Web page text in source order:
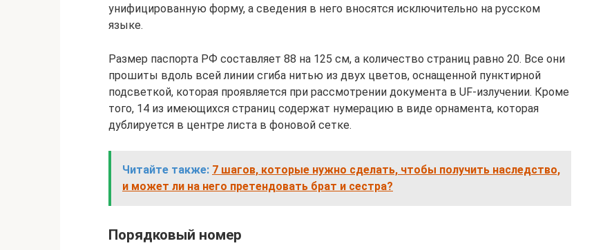
унифицированную форму, а сведения в него вносятся исключительно на русском
языке.
Размер паспорта РФ составляет 88 на 125 см, а количество страниц равно 20. Все они
прошиты вдоль всей линии сгиба нитью из двух цветов, оснащенной пунктирной
подсветкой, которая проявляется при рассмотрении документа в UF-излучении. Кроме
того, 14 из имеющихся страниц содержат нумерацию в виде орнамента, которая
дублируется в центре листа в фоновой сетке.
Читайте также: 7 шагов, которые нужно сделать, чтобы получить наследство,
и может ли на него претендовать брат и сестра?
Порядковый номер